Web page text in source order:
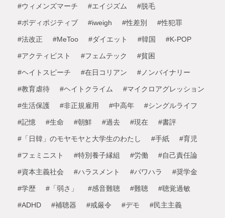
#ウィメンズマーチ #エイジズム #脱毛
#ボディポジティブ #iweigh #性差別 #性犯罪
#法改正 #MeToo #ダイエット #韓国 #K-POP
#アクティビスト #フェムテック #貧困
#ヘイトスピーチ #在日コリアン #ノンバイナリー
#教育虐待 #ヘイトクライム #マイクロアグレッション
#生活保護 #非正規雇用 #中高年 #シングルライフ
#記憶 #生命 #朝鮮 #過去 #現在 #書評
#「日韓」のモヤモヤと大学生のわたし #手紙 #育児
#フェミニスト #特別養子縁組 #労働 #自己責任論
#資本主義社会 #ハラスメント #パワハラ #奨学金
#学歴 #「弱さ」 #感音難聴 #難聴 #聴覚過敏
#ADHD #補聴器 #戒厳令 #デモ #民主主義